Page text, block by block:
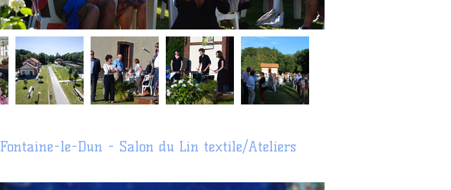
Fontaine-le-Dun - Salon du Lin textile/Ateliers